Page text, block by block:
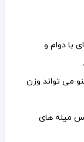
با دوام و
می تواند وزن
میله های